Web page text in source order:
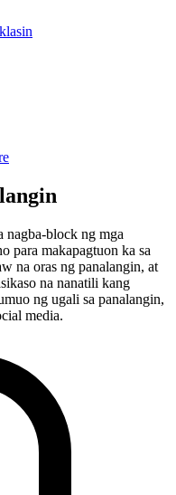
nagba-block ng mga
para makapagtuon ka sa
na oras ng panalangin, at
na nanatili kang
ng ugali sa panalangin,
media.